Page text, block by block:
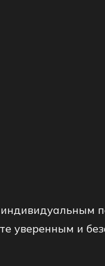
уверенным и